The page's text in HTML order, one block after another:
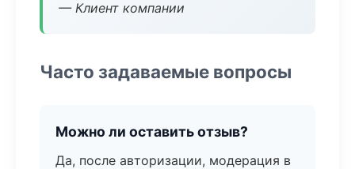
— Клиент компании
Часто задаваемые вопросы
Можно ли оставить отзыв?
Да, после авторизации, модерация в